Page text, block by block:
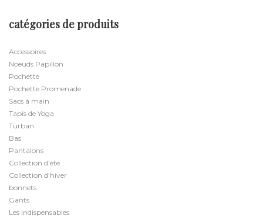
catégories de produits
Accessoires
Noeuds Papillon
Pochette
Pochette Promenade
Sacs à main
Tapis de Yoga
Turban
Bas
Pantalons
Collection d'été
Collection d'hiver
bonnets
Gants
Les indispensables